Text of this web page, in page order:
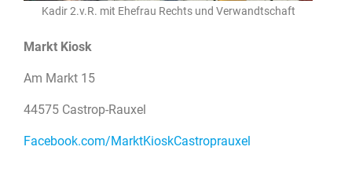
Kadir 2.v.R. mit Ehefrau Rechts und Verwandtschaft
Markt Kiosk
Am Markt 15
44575 Castrop-Rauxel
Facebook.com/MarktKioskCastroprauxel